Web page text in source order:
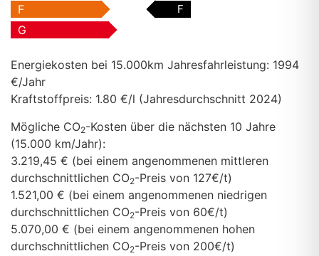
F
F
G
Energiekosten bei 15.000km Jahresfahrleistung: 1994
€/Jahr
Kraftstoffpreis: 1.80 €/l (Jahresdurchschnitt 2024)
Mögliche CO2-Kosten über die nächsten 10 Jahre
(15.000 km/Jahr):
3.219,45 € (bei einem angenommenen mittleren
durchschnittlichen CO2-Preis von 127€/t)
1.521,00 € (bei einem angenommenen niedrigen
durchschnittlichen CO2-Preis von 60€/t)
5.070,00 € (bei einem angenommenen hohen
durchschnittlichen CO2-Preis von 200€/t)